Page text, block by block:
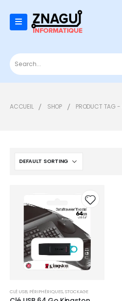
ACCUEIL SHOP PRODUCT TAG -
Add to
wishlist
CLÉ USB, PÉRIPHÉRIQUES,STOCKAGE